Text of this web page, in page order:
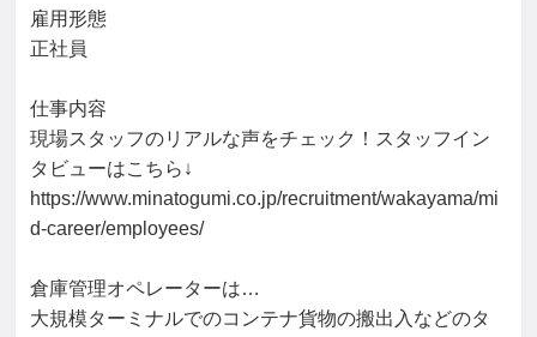
雇用形態
正社員
仕事内容
現場スタッフのリアルな声をチェック！スタッフイン
タビューはこちら↓
https://www.minatogumi.co.jp/recruitment/wakayama/mi
d-career/employees/
倉庫管理オペレーターは…
大規模ターミナルでのコンテナ貨物の搬出入などのタ